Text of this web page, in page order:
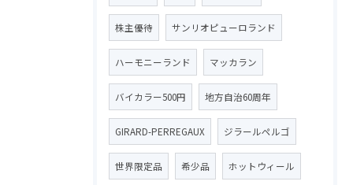
株主優待 サンリオピューロランド
ハーモニーランド マッカラン
バイカラー500円 地方自治60周年
GIRARD-PERREGAUX ジラールペルゴ
世界限定品 希少品 ホットウィール